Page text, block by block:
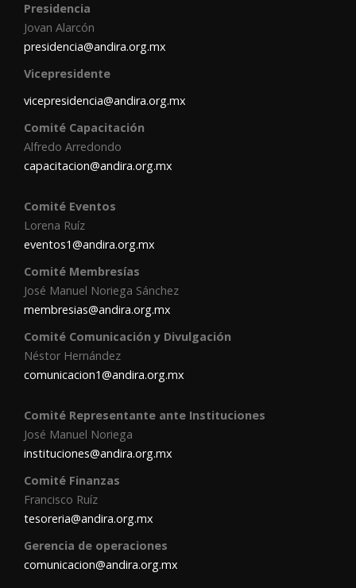
Presidencia
Jovan Alarcón
presidencia@andira.org.mx
Vicepresidente
vicepresidencia@andira.org.mx
Comité Capacitación
Alfredo Arredondo
capacitacion@andira.org.mx
Comité Eventos
Lorena Ruíz
eventos1@andira.org.mx
Comité Membresías
José Manuel Noriega Sánchez
membresias@andira.org.mx
Comité Comunicación y Divulgación
Néstor Hernández
comunicacion1@andira.org.mx
Comité Representante ante Instituciones
José Manuel Noriega
instituciones@andira.org.mx
Comité Finanzas
Francisco Ruíz
tesoreria@andira.org.mx
Gerencia de operaciones
comunicacion@andira.org.mx